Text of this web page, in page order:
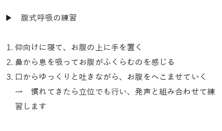
▶ 腹式呼吸の練習
仰向けに寝て、お腹の上に手を置く
鼻から息を吸ってお腹がふくらむのを感じる
口からゆっくりと吐きながら、お腹をへこませていく
→ 慣れてきたら立位でも行い、発声と組み合わせて練
習します